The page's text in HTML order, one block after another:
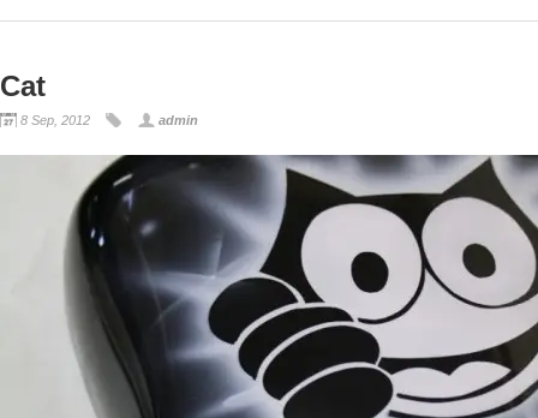
Cat
8 Sep, 2012 admin